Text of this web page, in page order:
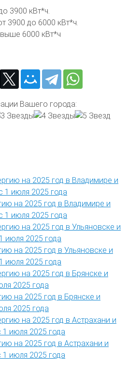
3900 кВт*ч.
3900 до 6000 кВт*ч.
6000 кВт*ч
Вашего города:
на 2025 год в Владимире и
1 июля 2025 года
на 2025 год в Ульяновске и
июля 2025 года
на 2025 год в Брянске и
2025 года
на 2025 год в Астрахани и
1 июля 2025 года